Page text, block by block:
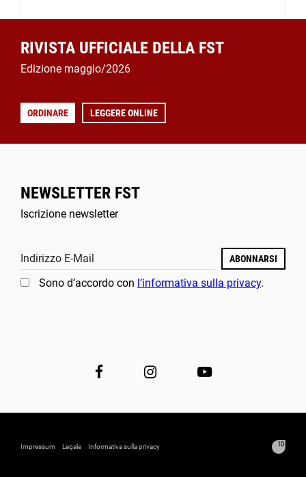
RIVISTA UFFICIALE DELLA FST
Edizione maggio/2026
ORDINARE LEGGERE ONLINE
NEWSLETTER FST
Iscrizione newsletter
Indirizzo E-Mail ABONNARSI
Sono d’accordo con l’informativa sulla privacy.
Impressum Legale Informativa sulla privacy